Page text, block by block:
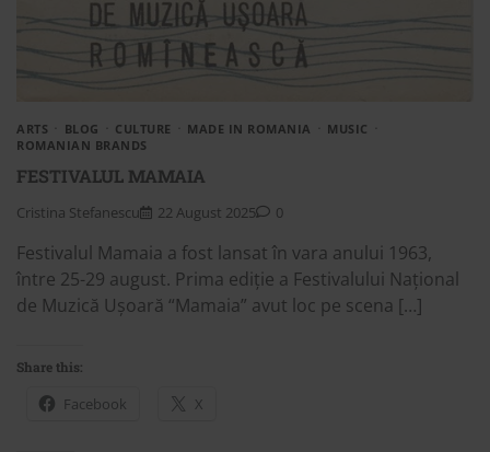
ARTS BLOG CULTURE MADE IN ROMANIA
MUSIC
ROMANIAN BRANDS
FESTIVALUL MAMAIA
Cristina Stefanescu 22 August 2025 0
Festivalul Mamaia a fost lansat în vara anului 1963,
între 25-29 august. Prima ediție a Festivalului Național
de Muzică Ușoară “Mamaia” avut loc pe scena […]
Share this:
Facebook X